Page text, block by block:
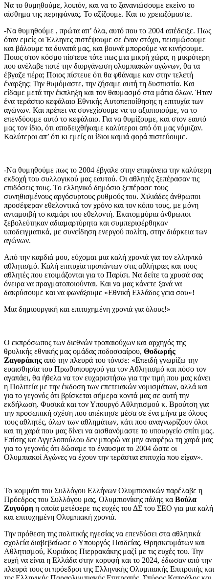
Να το θυμηθούμε, λοιπόν, και να το ξανανιώσουμε εκείνο το
αίσθημα της περηφάνιας. Το αξίζουμε. Και το χρειαζόμαστε.
-Να θυμηθούμε , πρώτα απ’ όλα, αυτό που το 2004 απέδειξε. Πως
όταν εμείς οι Έλληνες πιστέψουμε σε έναν στόχο, πεισμώσουμε
και βάλουμε τα δυνατά μας, και βουνά μπορούμε να κινήσουμε.
Ποιος στον κόσμο πίστευε τότε πως μια μικρή χώρα, η μικρότερη
που ανέλαβε ποτέ την διοργάνωση ολυμπιακών αγώνων, θα τα
έβγαζε πέρα; Ποιος πίστευε ότι θα φθάναμε καν στην τελετή
έναρξης; Την θυμόμαστε, την ζήσαμε αυτή τη δυσπιστία. Και
είδαμε μετά την έκπληξη και τον θαυμασμό στα μάτια όλων. Ήταν
ένα τεράστιο κεφάλαιο Εθνικής Αυτοπεποίθησης η επιτυχία των
αγώνων. Και πρέπει να συνεχίσουμε να το αξιοποιούμε, να το
επενδύουμε αυτό το κεφάλαιο. Για να θυμίζουμε, και στον εαυτό
μας τον ίδιο, ότι αποδειχθήκαμε καλύτεροι από ότι μας νόμιζαν.
Καλύτεροι απ’ ότι κι εμείς οι ίδιοι καμιά φορά πιστεύουμε.
-Να θυμηθούμε πως το 2004 έβγαλε στην επιφάνεια την καλύτερη
εκδοχή του συλλογικού μας εαυτού. Οι αθλητές ξεπέρασαν τις
επιδόσεις τους. Το ελληνικό δημόσιο ξεπέρασε τους
συνηθισμένους αργόσυρτους ρυθμούς του. Χιλιάδες άνθρωποι
προσέφεραν εθελοντικά τον χρόνο και τον κόπο τους, με μόνη
ανταμοιβή το καμάρι του εθελοντή. Εκατομμύρια άνθρωποι
ξεβολεύτηκαν αδιαμαρτύρητα και συμπεριφέρθηκαν
υποδειγματικά, με συνείδηση ενεργού πολίτη, στην διάρκεια των
αγώνων.
Από την καρδιά μου, εύχομαι μια καλή χρονιά για τον ελληνικό
αθλητισμό. Καλή επιτυχία προπάντων στις αθλήτριες και τους
αθλητές που ετοιμάζονται για το Παρίσι. Να δείτε τα χρυσά σας
όνειρα να πραγματοποιούνται. Και να μας κάνετε ξανά να
δακρύσουμε και να φωνάξουμε «Εθνική Ελλάδος γεια σου»!
Μια δημιουργική και επιτυχημένη χρονιά για όλους!»
Ο εκπρόσωπος των διεθνών τροπαιούχων και αρχηγός της
θρυλικής εθνικής μας ομάδας ποδοσφαίρου, Θοδωρής
Ζαγοράκης από την πλευρά του τόνισε: «Επειδή γνωρίζω την
ευαισθησία του Πρωθυπουργού για τον Αθλητισμό και πόσο τον
αγαπάει, θα ήθελα να τον ευχαριστήσω για την τιμή που μας κάνει
η Πολιτεία με την έκδοση των επετειακών νομισμάτων, αλλά και
για το γεγονός ότι βρίσκεται σήμερα κοντά μας σε αυτή την
εκδήλωση. Φυσικά και τον Υπουργό Αθλητισμού κ. Βρούτση για
την προσωπική σχέση που απέκτησε μέσα σε ένα μήνα με όλους
τους αθλητές, όλων των αθλημάτων, κάτι που αναγνωρίζουν όλοι
και τη χαρά που μας δίνει να αισθανόμαστε το υπουργείο σπίτι μας.
Επίσης κα Αγγελοπούλου δεν μπορώ να μην αναφέρω τη χαρά μας
για το γεγονός ότι δώσαμε το έναυσμα το 2004 ώστε οι
Ολυμπιακοί Αγώνες να έχουν την τεράστια επιτυχία που είχαν».
Το κομμάτι του Συλλόγου Ελλήνων Ολυμπιονικών παρέλαβε η
Πρόεδρος του Συλλόγου μας, Ολυμπιονίκης πάλης κα Βούλα
Ζυγούρη η οποία μετέφερε τις ευχές του ΔΣ του ΣΕΟ για μια καλή
και επιτυχημένη Ολυμπιακή χρονιά.
Την πρόθεση της πολιτικής ηγεσίας να επενδύσει στα αθλητικά
σχολεία διαβεβαίωσε ο Υπουργός Παιδείας, Θρησκευμάτων και
Αθλητισμού, Κυριάκος Πιερρακάκης μαζί με τις ευχές του. Την
ευχή να είναι η Ελλάδα στην κορυφή και το 2024, έδωσαν από την
πλευρά τους οι πρόεδροι της Ελληνικής Ολυμπιακής Επιτροπής και